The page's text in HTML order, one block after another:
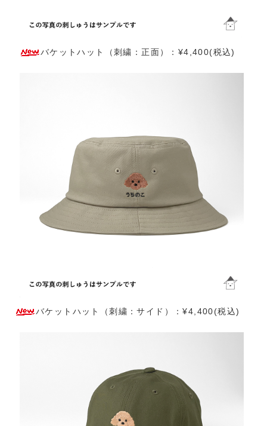
バケットハット（刺繍：正面）：¥4,400(税込)
バケットハット（刺繍：サイド）：¥4,400(税込)